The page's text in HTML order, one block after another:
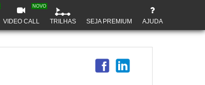
VIDEO CALL
NOVO
TRILHAS SEJA PREMIUM AJUDA